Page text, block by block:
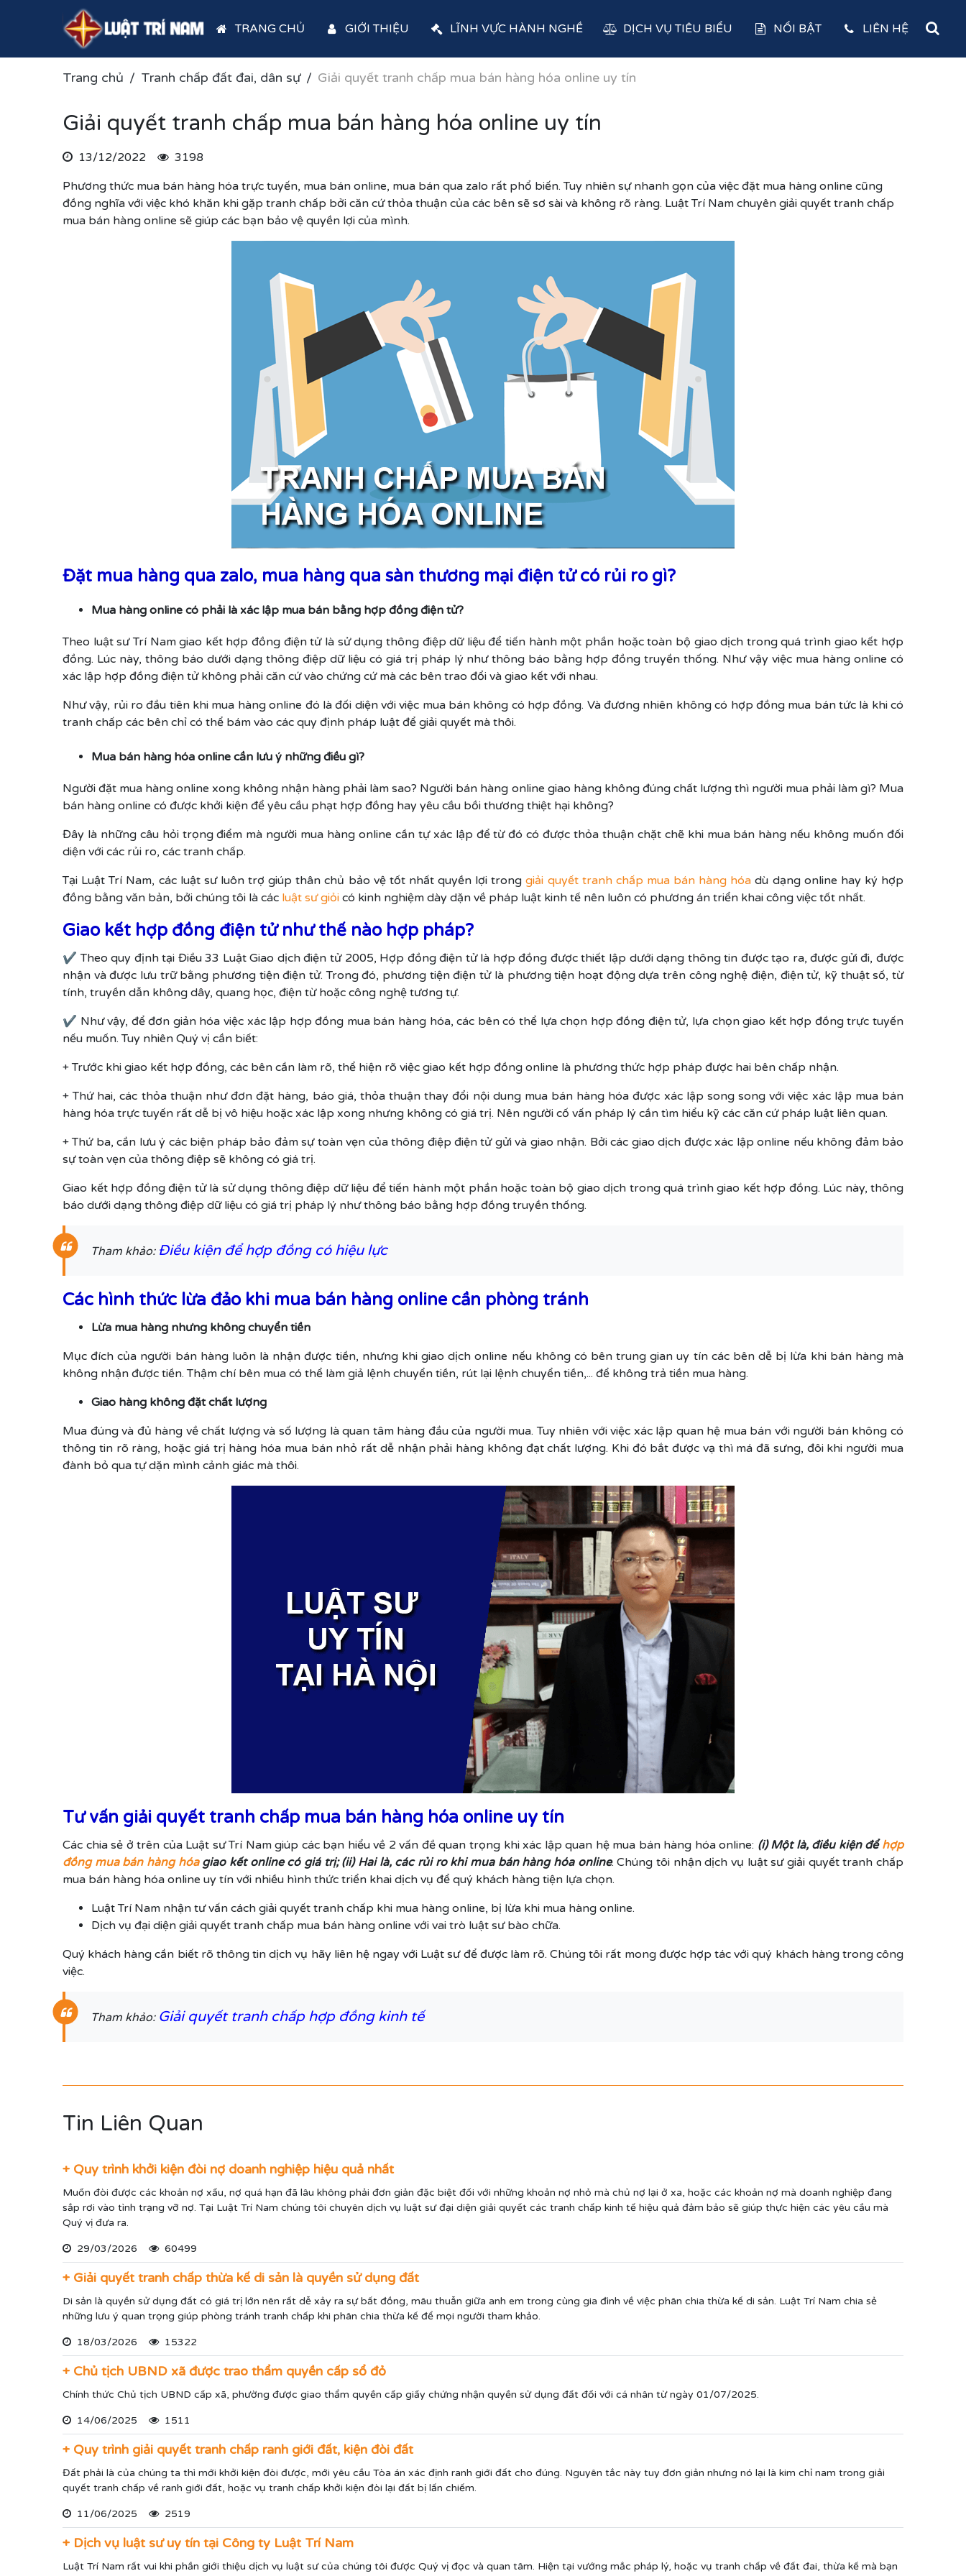
TRANG CHỦ GIỚI THIỆU LĨNH VỰC HÀNH NGHỀ DỊCH VỤ TIÊU BIỂU NỔI BẬT LIÊN HỆ
Trang chủ Tranh chấp đất đai, dân sự Giải quyết tranh chấp mua bán hàng hóa online uy tín
Giải quyết tranh chấp mua bán hàng hóa online uy tín
13/12/2022
3198
Phương thức mua bán hàng hóa trực tuyến, mua bán online, mua bán qua zalo rất phổ biến. Tuy nhiên sự nhanh gọn của việc đặt mua hàng online cũng
đồng nghĩa với việc khó khăn khi gặp tranh chấp bởi căn cứ thỏa thuận của các bên sẽ sơ sài và không rõ ràng. Luật Trí Nam chuyên giải quyết tranh chấp
mua bán hàng online sẽ giúp các bạn bảo vệ quyền lợi của mình.
Đặt mua hàng qua zalo, mua hàng qua sàn thương mại điện tử có rủi ro gì?
Mua hàng online có phải là xác lập mua bán bằng hợp đồng điện tử?
Theo luật sư Trí Nam giao kết hợp đồng điện tử là sử dụng thông điệp dữ liệu để tiến hành một phần hoặc toàn bộ giao dịch trong quá trình giao kết hợp
đồng. Lúc này, thông báo dưới dạng thông điệp dữ liệu có giá trị pháp lý như thông báo bằng hợp đồng truyền thống. Như vậy việc mua hàng online có
xác lập hợp đồng điện tử không phải căn cứ vào chứng cứ mà các bên trao đổi và giao kết với nhau.
Như vậy, rủi ro đầu tiên khi mua hàng online đó là đối diện với việc mua bán không có hợp đồng. Và đương nhiên không có hợp đồng mua bán tức là khi có
tranh chấp các bên chỉ có thể bám vào các quy định pháp luật để giải quyết mà thôi.
Mua bán hàng hóa online cần lưu ý những điều gì?
Người đặt mua hàng online xong không nhận hàng phải làm sao? Người bán hàng online giao hàng không đúng chất lượng thì người mua phải làm gì? Mua
bán hàng online có được khởi kiện để yêu cầu phạt hợp đồng hay yêu cầu bồi thương thiệt hại không?
Đây là những câu hỏi trọng điểm mà người mua hàng online cần tự xác lập để từ đó có được thỏa thuận chặt chẽ khi mua bán hàng nếu không muốn đối
diện với các rủi ro, các tranh chấp.
Tại Luật Trí Nam, các luật sư luôn trợ giúp thân chủ bảo vệ tốt nhất quyền lợi tronggiải quyết tranh chấp mua bán hàng hóa dù dạng online hay ký hợp
đồng bằng văn bản, bởi chúng tôi là các luật sư giỏi có kinh nghiệm dày dặn về pháp luật kinh tế nên luôn có phương án triển khai công việc tốt nhất.
Giao kết hợp đồng điện tử như thế nào hợp pháp?
✔ Theo quy định tại Điều 33 Luật Giao dịch điện tử 2005, Hợp đồng điện tử là hợp đồng được thiết lập dưới dạng thông tin được tạo ra, được gửi đi, được
nhận và được lưu trữ bằng phương tiện điện tử. Trong đó, phương tiện điện tử là phương tiện hoạt động dựa trên công nghệ điện, điện tử, kỹ thuật số, từ
tính, truyền dẫn không dây, quang học, điện từ hoặc công nghệ tương tự.
✔ Như vậy, để đơn giản hóa việc xác lập hợp đồng mua bán hàng hóa, các bên có thể lựa chọn hợp đồng điện tử, lựa chọn giao kết hợp đồng trực tuyến
nếu muốn. Tuy nhiên Quý vị cần biết:
+ Trước khi giao kết hợp đồng, các bên cần làm rõ, thể hiện rõ việc giao kết hợp đồng online là phương thức hợp pháp được hai bên chấp nhận.
+ Thứ hai, các thỏa thuận như đơn đặt hàng, báo giá, thỏa thuận thay đổi nội dung mua bán hàng hóa được xác lập song song với việc xác lập mua bán
hàng hóa trực tuyến rất dễ bị vô hiệu hoặc xác lập xong nhưng không có giá trị. Nên người cố vấn pháp lý cần tìm hiểu kỹ các căn cứ pháp luật liên quan.
+ Thứ ba, cần lưu ý các biện pháp bảo đảm sự toàn vẹn của thông điệp điện tử gửi và giao nhận. Bởi các giao dịch được xác lập online nếu không đảm bảo
sự toàn vẹn của thông điệp sẽ không có giá trị.
Giao kết hợp đồng điện tử là sử dụng thông điệp dữ liệu để tiến hành một phần hoặc toàn bộ giao dịch trong quá trình giao kết hợp đồng. Lúc này, thông
báo dưới dạng thông điệp dữ liệu có giá trị pháp lý như thông báo bằng hợp đồng truyền thống.
Tham khảo: Điều kiện để hợp đồng có hiệu lực
Các hình thức lừa đảo khi mua bán hàng online cần phòng tránh
Lừa mua hàng nhưng không chuyển tiền
Mục đích của người bán hàng luôn là nhận được tiền, nhưng khi giao dịch online nếu không có bên trung gian uy tín các bên dễ bị lừa khi bán hàng mà
không nhận được tiền. Thậm chí bên mua có thể làm giả lệnh chuyển tiền, rút lại lệnh chuyển tiền,... để không trả tiền mua hàng.
Giao hàng không đặt chất lượng
Mua đúng và đủ hàng về chất lượng và số lượng là quan tâm hàng đầu của người mua. Tuy nhiên với việc xác lập quan hệ mua bán với người bán không có
thông tin rõ ràng, hoặc giá trị hàng hóa mua bán nhỏ rất dễ nhận phải hàng không đạt chất lượng. Khi đó bắt được vạ thì má đã sưng, đôi khi người mua
đành bỏ qua tự dặn mình cảnh giác mà thôi.
Tư vấn giải quyết tranh chấp mua bán hàng hóa online uy tín
Các chia sẻ ở trên của Luật sư Trí Nam giúp các bạn hiểu về 2 vấn đề quan trọng khi xác lập quan hệ mua bán hàng hóa online: (i) Một là, điều kiện để hợp
đồng mua bán hàng hóagiao kết online có giá trị; (ii) Hai là, các rủi ro khi mua bán hàng hóa online. Chúng tôi nhận dịch vụ luật sư giải quyết tranh chấp
mua bán hàng hóa online uy tín với nhiều hình thức triển khai dịch vụ để quý khách hàng tiện lựa chọn.
Luật Trí Nam nhận tư vấn cách giải quyết tranh chấp khi mua hàng online, bị lừa khi mua hàng online.
Dịch vụ đại diện giải quyết tranh chấp mua bán hàng online với vai trò luật sư bào chữa.
Quý khách hàng cần biết rõ thông tin dịch vụ hãy liên hệ ngay với Luật sư để được làm rõ. Chúng tôi rất mong được hợp tác với quý khách hàng trong công
việc.
Tham khảo: Giải quyết tranh chấp hợp đồng kinh tế
Tin Liên Quan
+ Quy trình khởi kiện đòi nợ doanh nghiệp hiệu quả nhất
Muốn đòi được các khoản nợ xấu, nợ quá hạn đã lâu không phải đơn giản đặc biệt đối với những khoản nợ nhỏ mà chủ nợ lại ở xa, hoặc các khoản nợ mà doanh nghiệp đang
sắp rơi vào tình trạng vỡ nợ. Tại Luật Trí Nam chúng tôi chuyên dịch vụ luật sư đại diện giải quyết các tranh chấp kinh tế hiệu quả đảm bảo sẽ giúp thực hiện các yêu cầu mà
Quý vị đưa ra.
29/03/2026 60499
+ Giải quyết tranh chấp thừa kế di sản là quyền sử dụng đất
Di sản là quyền sử dụng đất có giá trị lớn nên rất dễ xảy ra sự bất đồng, mâu thuẫn giữa anh em trong cùng gia đình về việc phân chia thừa kế di sản. Luật Trí Nam chia sẻ
những lưu ý quan trọng giúp phòng tránh tranh chấp khi phân chia thừa kế để mọi người tham khảo.
18/03/2026 15322
+ Chủ tịch UBND xã được trao thẩm quyền cấp sổ đỏ
Chính thức Chủ tịch UBND cấp xã, phường được giao thẩm quyền cấp giấy chứng nhận quyền sử dụng đất đối với cá nhân từ ngày 01/07/2025.
14/06/2025 1511
+ Quy trình giải quyết tranh chấp ranh giới đất, kiện đòi đất
Đất phải là của chúng ta thì mới khởi kiện đòi được, mới yêu cầu Tòa án xác định ranh giới đất cho đúng. Nguyên tắc này tuy đơn giản nhưng nó lại là kim chỉ nam trong giải
quyết tranh chấp về ranh giới đất, hoặc vụ tranh chấp khởi kiện đòi lại đất bị lấn chiếm.
11/06/2025 2519
+ Dịch vụ luật sư uy tín tại Công ty Luật Trí Nam
Luật Trí Nam rất vui khi phần giới thiệu dịch vụ luật sư của chúng tôi được Quý vị đọc và quan tâm. Hiện tại vướng mắc pháp lý, hoặc vụ tranh chấp về đất đai, thừa kế mà bạn